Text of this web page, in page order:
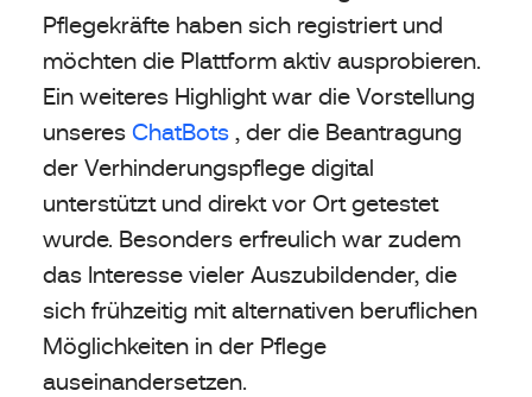
Pflegekräfte haben sich registriert und
möchten die Plattform aktiv ausprobieren.
Ein weiteres Highlight war die Vorstellung
unseres ChatBots , der die Beantragung
der Verhinderungspflege digital
unterstützt und direkt vor Ort getestet
wurde. Besonders erfreulich war zudem
das Interesse vieler Auszubildender, die
sich frühzeitig mit alternativen beruflichen
Möglichkeiten in der Pflege
auseinandersetzen.